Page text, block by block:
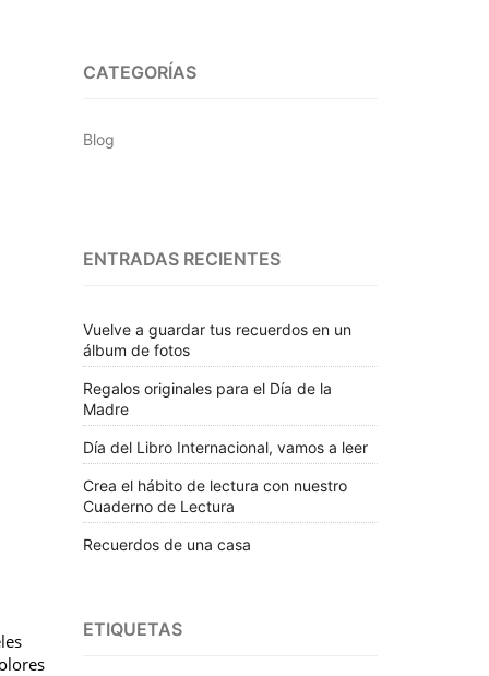
CATEGORÍAS
Blog
ENTRADAS RECIENTES
Vuelve a guardar tus recuerdos en un
álbum de fotos
Regalos originales para el Día de la
Madre
Día del Libro Internacional, vamos a leer
Crea el hábito de lectura con nuestro
Cuaderno de Lectura
Recuerdos de una casa
ETIQUETAS